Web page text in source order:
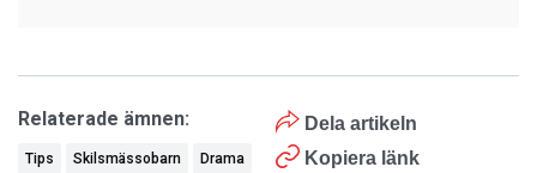
Dela artikeln
Kopiera länk
Relaterade ämnen:
Tips Skilsmässobarn Drama